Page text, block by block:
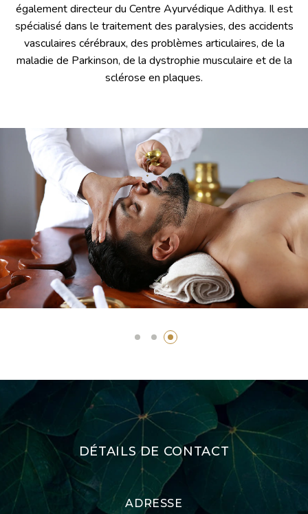
également directeur du Centre Ayurvédique Adithya. Il est
spécialisé dans le traitement des paralysies, des accidents
vasculaires cérébraux, des problèmes articulaires, de la
maladie de Parkinson, de la dystrophie musculaire et de la
sclérose en plaques.
DÉTAILS DE CONTACT
ADRESSE